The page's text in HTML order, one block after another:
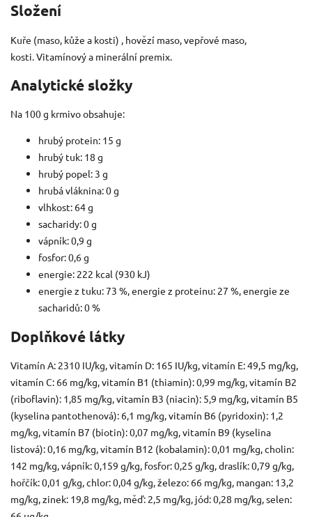
Složení
Kuře (maso, kůže a kosti) , hovězí maso, vepřové maso,
kosti. Vitamínový a minerální premix.
Analytické složky
Na 100 g krmivo obsahuje:
hrubý protein: 15 g
hrubý tuk: 18 g
hrubý popel: 3 g
hrubá vláknina: 0 g
vlhkost: 64 g
sacharidy: 0 g
vápník: 0,9 g
fosfor: 0,6 g
energie: 222 kcal (930 kJ)
energie z tuku: 73 %, energie z proteinu: 27 %, energie ze
sacharidů: 0 %
Doplňkové látky
Vitamín A: 2310 IU/kg, vitamín D: 165 IU/kg, vitamín E: 49,5 mg/kg,
vitamín C: 66 mg/kg, vitamín B1 (thiamin): 0,99 mg/kg, vitamín B2
(riboflavin): 1,85 mg/kg, vitamín B3 (niacin): 5,9 mg/kg, vitamín B5
(kyselina pantothenová): 6,1 mg/kg, vitamín B6 (pyridoxin): 1,2
mg/kg, vitamín B7 (biotin): 0,07 mg/kg, vitamín B9 (kyselina
listová): 0,16 mg/kg, vitamín B12 (kobalamin): 0,01 mg/kg, cholin:
142 mg/kg, vápník: 0,159 g/kg, fosfor: 0,25 g/kg, draslík: 0,79 g/kg,
hořčík: 0,01 g/kg, chlor: 0,04 g/kg, železo: 66 mg/kg, mangan: 13,2
mg/kg, zinek: 19,8 mg/kg, měď: 2,5 mg/kg, jód: 0,28 mg/kg, selen: